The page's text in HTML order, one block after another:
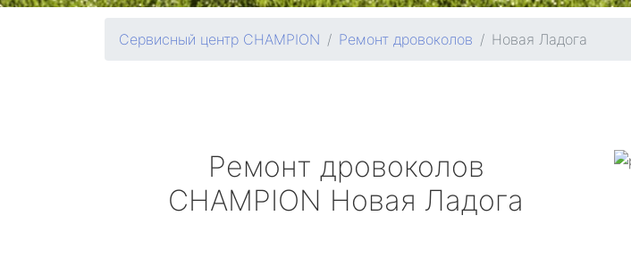
Сервисный центр CHAMPION Ремонт дровоколов Новая Ладога
Ремонт дровоколов
CHAMPION Новая Ладога